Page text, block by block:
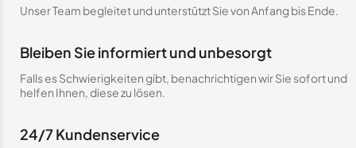
Unser Team begleitet und unterstützt Sie von Anfang bis Ende.
Bleiben Sie informiert und unbesorgt
Falls es Schwierigkeiten gibt, benachrichtigen wir Sie sofort und
helfen Ihnen, diese zu lösen.
24/7 Kundenservice